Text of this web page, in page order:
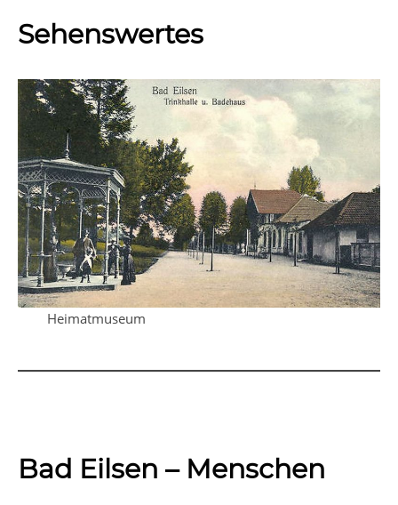
Sehenswertes
Heimatmuseum
Bad Eilsen – Menschen